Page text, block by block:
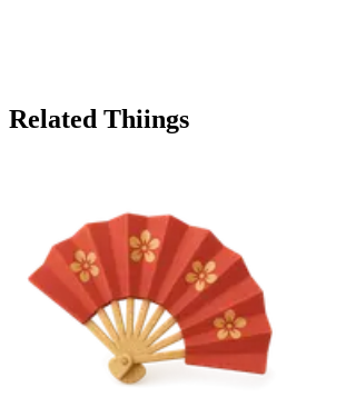
Related Thiings